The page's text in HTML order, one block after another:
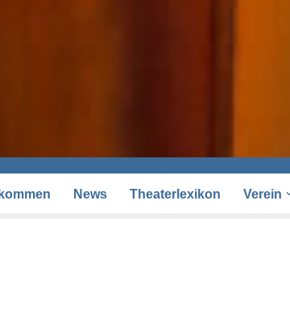
News Theaterlexikon Verein